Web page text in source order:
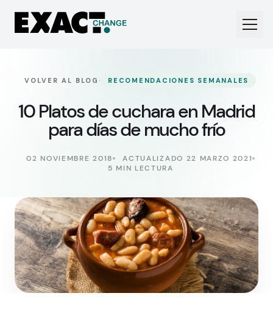
VOLVER AL BLOG · RECOMENDACIONES SEMANALES
10 Platos de cuchara en Madrid
para días de mucho frío
02 NOVIEMBRE 2018
ACTUALIZADO 22 MARZO 2021
5 MIN LECTURA